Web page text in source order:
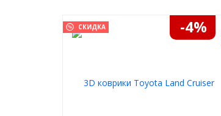
СКИДКА -4%